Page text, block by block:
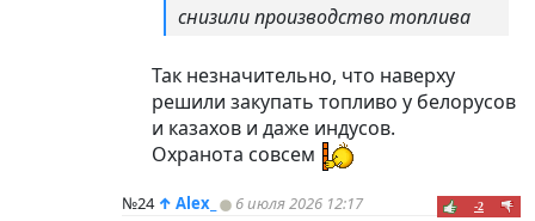
снизили производство топлива
Так незначительно, что наверху
решили закупать топливо у белорусов
и казахов и даже индусов.
Охранота совсем
№24 ↑ Alex_ 6 июля 2026 12:17 -2